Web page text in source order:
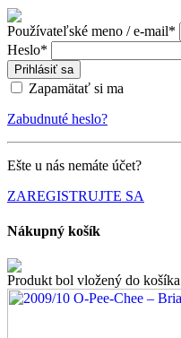
Používateľské meno / e-mail*
Heslo*
Prihlásiť sa
Zapamätať si ma
Zabudnuté heslo?
Ešte u nás nemáte účet?
ZAREGISTRUJTE SA
Nákupný košík
Produkt bol vložený do